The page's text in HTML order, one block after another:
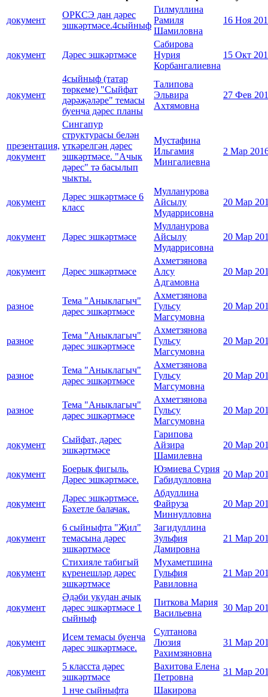
документ
ОРКСЭ дан дәрес
эшкәртмәсе.4сыйныф
Гилмуллина
Рамиля
Шамиловна
16 Ноя
документ Дәрес эшкәртмәсе
Сабирова
Нурия
Корбангалиевна
15 Окт
документ
4сыйныф (татар
төркеме) "Сыйфат
дәрәҗәләре" темасы
буенча дәрес планы
Талипова
Эльвира
Ахтямовна
27 Фев
презентация,
документ
Сингапур
структурасы белән
үткәрелгән дәрес
эшкәртмәсе. "Ачык
дәрес" тә басылып
чыкты.
Мустафина
Ильгамия
Мингалиевна
2 Мар
документ
Дәрес эшкәртмәсе 6
класс
Мулланурова
Айсылу
Мударрисовна
20 Мар
документ Дәрес эшкәртмәсе
Мулланурова
Айсылу
Мударрисовна
20 Мар
документ Дәрес эшкәртмәсе
Ахметзянова
Алсу
Адгамовна
20 Мар
разное
Тема "Аныклагыч"
дәрес эшкәртмәсе
Ахметзянова
Гульсу
Магсумовна
20 Мар
разное
Тема "Аныклагыч"
дәрес эшкәртмәсе
Ахметзянова
Гульсу
Магсумовна
20 Мар
разное
Тема "Аныклагыч"
дәрес эшкәртмәсе
Ахметзянова
Гульсу
Магсумовна
20 Мар
разное
Тема "Аныклагыч"
дәрес эшкәртмәсе
Ахметзянова
Гульсу
Магсумовна
20 Мар
документ
Сыйфат, дәрес
эшкәртмәсе
Гарипова
Айзира
Шамилевна
20 Мар
документ
Боерык фигыль.
Дәрес эшкәртмәсе.
Юзмиева Сурия
Габидулловна
20 Мар
документ
Дәрес эшкәртмәсе.
Бәхетле балачак.
Абдуллина
Файруза
Миннулловна
20 Мар
документ
6 сыйныфта "Җил"
темасына дәрес
эшкәртмәсе
Загидуллина
Зульфия
Дамировна
21 Мар
документ
Cтихияле табигый
күренешләр дәрес
эшкәртмәсе
Мухаметшина
Гульфия
Равиловна
21 Мар
документ
Әдәби укудан ачык
дәрес эшкәртмәсе 1
сыйныф
Питкова Мария
Васильевна
30 Мар
документ
Исем темасы буенча
дәрес эшкәртмәсе.
Султанова
Люзия
Рахимзяновна
31 Мар
документ
5 класста дәрес
эшкәртмәсе
Вахитова Елена
Петровна
31 Мар
1 нче сыйныфта
Шакирова